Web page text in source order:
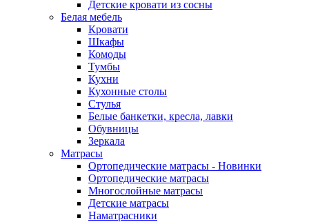
Детские кровати из сосны
Белая мебель
Кровати
Шкафы
Комоды
Тумбы
Кухни
Кухонные столы
Стулья
Белые банкетки, кресла, лавки
Обувницы
Зеркала
Матрасы
Ортопедические матрасы - Новинки
Ортопедические матрасы
Многослойные матрасы
Детские матрасы
Наматрасники